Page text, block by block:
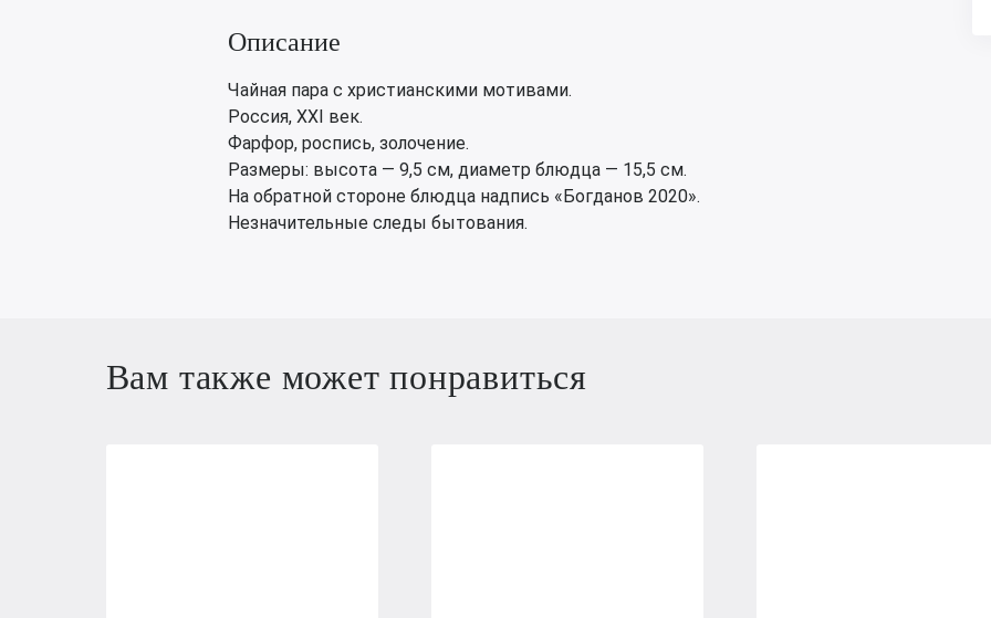
Описание
Чайная пара с христианскими мотивами.
Россия, XXI век.
Фарфор, роспись, золочение.
Размеры: высота — 9,5 см, диаметр блюдца — 15,5 см.
На обратной стороне блюдца надпись «Богданов 2020».
Незначительные следы бытования.
Вам также может понравиться